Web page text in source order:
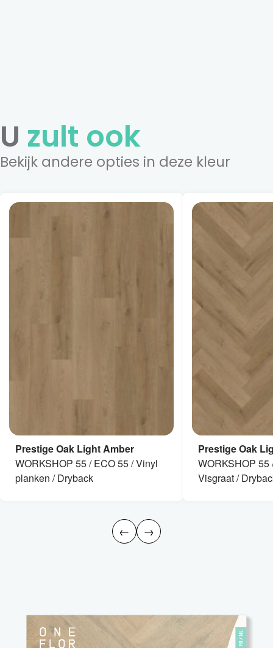
U zult ook
Bekijk andere opties in deze kleur
Prestige Oak Light Amber
WORKSHOP 55 / ECO 55 / Vinyl
planken / Dryback
Prestige Oak
WORKSHOP 55
Visgraat /
← →